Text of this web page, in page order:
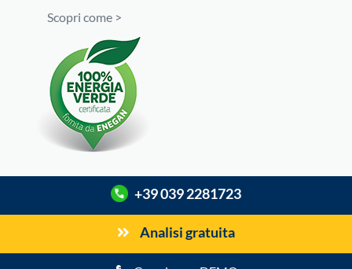
Scopri come >
+39 039 2281723
Analisi gratuita